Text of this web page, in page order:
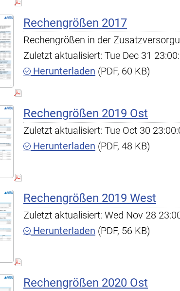
Rechengrößen 2017
Rechengrößen in der
Zuletzt aktualisiert: Tue Dec 31
Herunterladen (PDF, 60 KB)
Rechengrößen 2019 Ost
Zuletzt aktualisiert: Tue Oct 30
Herunterladen (PDF, 48 KB)
Rechengrößen 2019 West
Zuletzt aktualisiert: Wed Nov 28
Herunterladen (PDF, 56 KB)
Rechengrößen 2020 Ost